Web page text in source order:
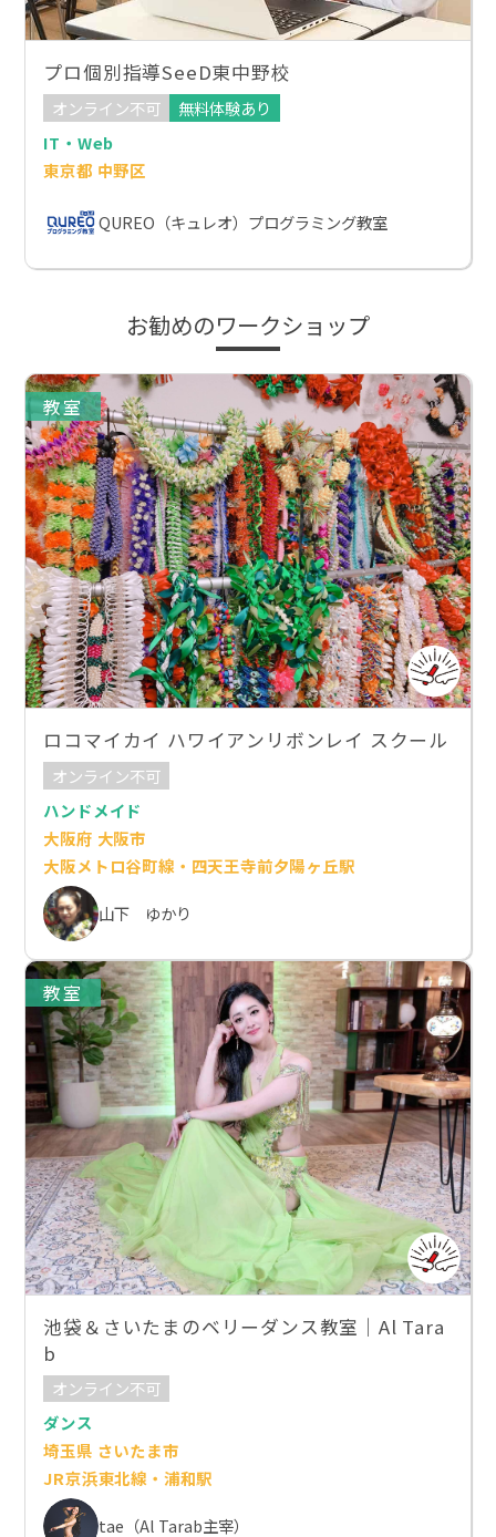
プロ個別指導SeeD東中野校
オンライン不可
無料体験あり
IT・Web
東京都 中野区
QUREO（キュレオ）プログラミング教室
お勧めのワークショップ
教室
ロコマイカイ ハワイアンリボンレイ スクール
オンライン不可
ハンドメイド
大阪府 大阪市
大阪メトロ谷町線・四天王寺前夕陽ヶ丘駅
山下 ゆかり
教室
池袋＆さいたまのベリーダンス教室｜Al Tara
b
オンライン不可
ダンス
埼玉県 さいたま市
JR京浜東北線・浦和駅
tae（Al Tarab主宰）